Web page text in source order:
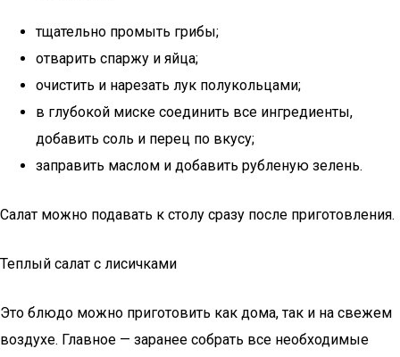
тщательно промыть грибы;
отварить спаржу и яйца;
очистить и нарезать лук полукольцами;
в глубокой миске соединить все ингредиенты,
добавить соль и перец по вкусу;
заправить маслом и добавить рубленую зелень.
Салат можно подавать к столу сразу после приготовления.
Теплый салат с лисичками
Это блюдо можно приготовить как дома, так и на свежем
воздухе. Главное — заранее собрать все необходимые